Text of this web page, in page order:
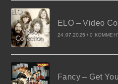
ELO – Video
24.07.2025 / 0
Fancy – Get